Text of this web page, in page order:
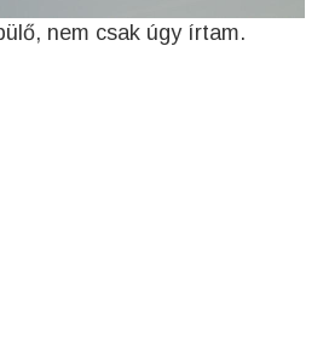
nem csak úgy írtam.